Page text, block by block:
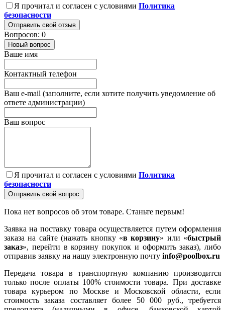
Я прочитал и согласен с условиями Политика
безопасности
Отправить свой отзыв
Вопросов: 0
Новый вопрос
Ваше имя
Контактный телефон
Ваш e-mail (заполните, если хотите получить уведомление об
ответе администрации)
Ваш вопрос
Я прочитал и согласен с условиями Политика
безопасности
Отправить свой вопрос
Пока нет вопросов об этом товаре. Станьте первым!
Заявка на поставку товара осуществляется путем оформления
заказа на сайте (нажать кнопку «в корзину» или «быстрый
заказ», перейти в корзину покупок и оформить заказ), либо
отправив заявку на нашу электронную почту info@poolbox.ru
Передача товара в транспортную компанию производится
только после оплаты 100% стоимости товара. При доставке
товара курьером по Москве и Московской области, если
стоимость заказа составляет более 50 000 руб., требуется